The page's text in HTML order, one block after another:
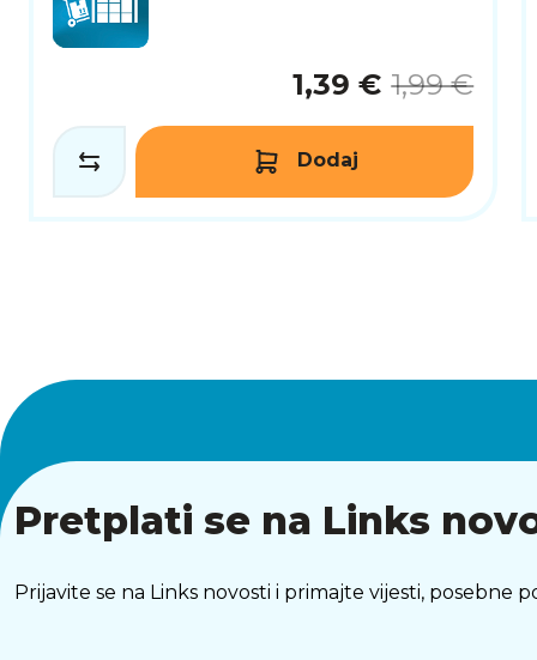
1,39 € 1,99 €
Dodaj
Pretplati se na Links
Prijavite se na Links novosti i primajte vijesti, posebne